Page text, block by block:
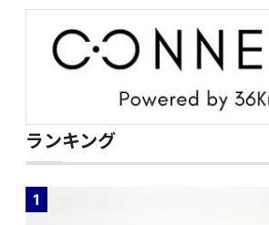
ランキング
1